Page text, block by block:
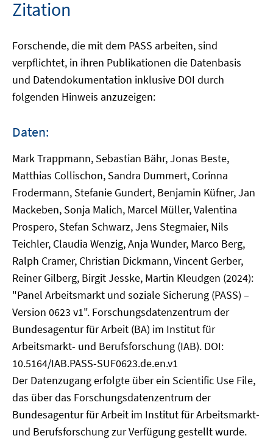
Zitation
Forschende, die mit dem PASS arbeiten, sind
verpflichtet, in ihren Publikationen die Datenbasis
und Datendokumentation inklusive DOI durch
folgenden Hinweis anzuzeigen:
Daten:
Mark Trappmann, Sebastian Bähr, Jonas Beste,
Matthias Collischon, Sandra Dummert, Corinna
Frodermann, Stefanie Gundert, Benjamin Küfner, Jan
Mackeben, Sonja Malich, Marcel Müller, Valentina
Prospero, Stefan Schwarz, Jens Stegmaier, Nils
Teichler, Claudia Wenzig, Anja Wunder, Marco Berg,
Ralph Cramer, Christian Dickmann, Vincent Gerber,
Reiner Gilberg, Birgit Jesske, Martin Kleudgen (2024):
"Panel Arbeitsmarkt und soziale Sicherung (PASS) –
Version 0623 v1". Forschungsdatenzentrum der
Bundesagentur für Arbeit (BA) im Institut für
Arbeitsmarkt- und Berufsforschung (IAB). DOI:
10.5164/IAB.PASS-SUF0623.de.en.v1
Der Datenzugang erfolgte über ein Scientific Use File,
das über das Forschungsdatenzentrum der
Bundesagentur für Arbeit im Institut für Arbeitsmarkt-
und Berufsforschung zur Verfügung gestellt wurde.